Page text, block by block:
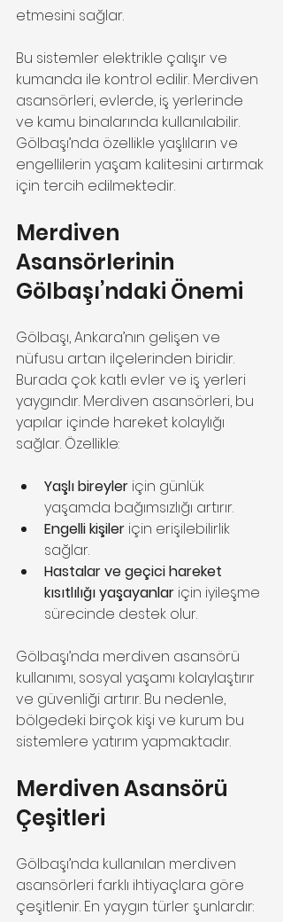
etmesini sağlar.
Bu sistemler elektrikle çalışır ve
kumanda ile kontrol edilir. Merdiven
asansörleri, evlerde, iş yerlerinde
ve kamu binalarında kullanılabilir.
Gölbaşı’nda özellikle yaşlıların ve
engellilerin yaşam kalitesini artırmak
için tercih edilmektedir.
Merdiven
Asansörlerinin
Gölbaşı’ndaki Önemi
Gölbaşı, Ankara’nın gelişen ve
nüfusu artan ilçelerinden biridir.
Burada çok katlı evler ve iş yerleri
yaygındır. Merdiven asansörleri, bu
yapılar içinde hareket kolaylığı
sağlar. Özellikle:
Yaşlı bireyler için günlük
yaşamda bağımsızlığı artırır.
Engelli kişiler için erişilebilirlik
sağlar.
Hastalar ve geçici hareket
kısıtlılığı yaşayanlar için iyileşme
sürecinde destek olur.
Gölbaşı’nda merdiven asansörü
kullanımı, sosyal yaşamı kolaylaştırır
ve güvenliği artırır. Bu nedenle,
bölgedeki birçok kişi ve kurum bu
sistemlere yatırım yapmaktadır.
Merdiven Asansörü
Çeşitleri
Gölbaşı’nda kullanılan merdiven
asansörleri farklı ihtiyaçlara göre
çeşitlenir. En yaygın türler şunlardır: